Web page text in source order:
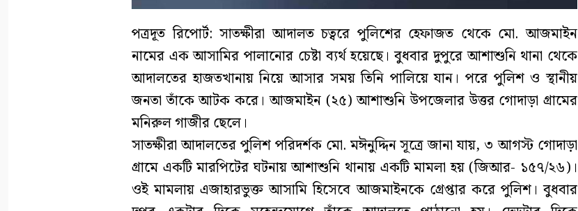
পত্রদূত রিপোর্ট: সাতক্ষীরা আদালত চত্বরে পুলিশের হেফাজত থেকে মো. আজমাইন
নামের এক আসামির পালানোর চেষ্টা ব্যর্থ হয়েছে। বুধবার দুপুরে আশাশুনি থানা থেকে
আদালতের হাজতখানায় নিয়ে আসার সময় তিনি পালিয়ে যান। পরে পুলিশ ও স্থানীয়
জনতা তাঁকে আটক করে। আজমাইন (২৫) আশাশুনি উপজেলার উত্তর গোদাড়া গ্রামের
মনিরুল গাজীর ছেলে।
সাতক্ষীরা আদালতের পুলিশ পরিদর্শক মো. মঈনুদ্দিন সূত্রে জানা যায়, ৩ আগস্ট গোদাড়া
গ্রামে একটি মারপিটের ঘটনায় আশাশুনি থানায় একটি মামলা হয় (জিআর- ১৫৭/২৬)।
ওই মামলায় এজাহারভুক্ত আসামি হিসেবে আজমাইনকে গ্রেপ্তার করে পুলিশ। বুধবার